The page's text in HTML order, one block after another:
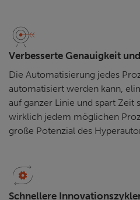
Verbesserte Genauigkeit
Die Automatisierung jedes
automatisiert werden kann,
auf ganzer Linie und spart Zeit
wirklich jedem möglichen
große Potenzial des
Schnellere